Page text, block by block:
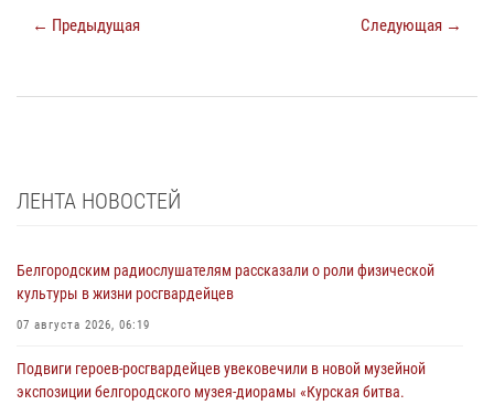
← Предыдущая Следующая →
ЛЕНТА НОВОСТЕЙ
Белгородским радиослушателям рассказали о роли физической
культуры в жизни росгвардейцев
07 августа 2026, 06:19
Подвиги героев‑росгвардейцев увековечили в новой музейной
экспозиции белгородского музея‑диорамы «Курская битва.